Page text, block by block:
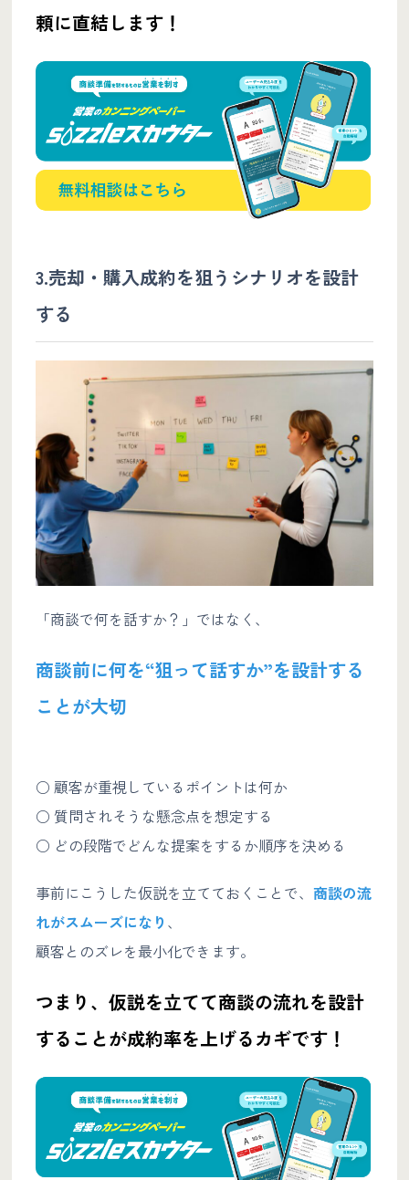
頼に直結します！
3.売却・購入成約を狙うシナリオを設計
する
「商談で何を話すか？」ではなく、
商談前に何を“狙って話すか”を設計する
ことが大切
○ 顧客が重視しているポイントは何か
○ 質問されそうな懸念点を想定する
○ どの段階でどんな提案をするか順序を決める
事前にこうした仮説を立てておくことで、 商談の流
れがスムーズになり 、
顧客とのズレを最小化できます。
つまり、仮説を立てて商談の流れを設計
することが成約率を上げるカギです！